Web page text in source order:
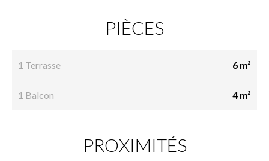
PIÈCES
1 Terrasse 6 m²
1 Balcon 4 m²
PROXIMITÉS